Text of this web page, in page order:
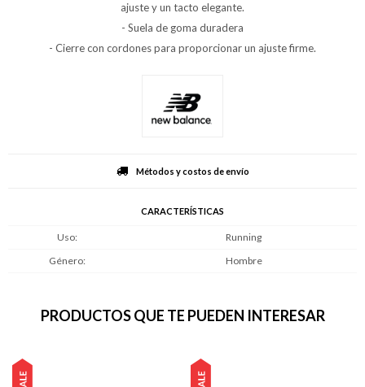
ajuste y un tacto elegante.
- Suela de goma duradera
- Cierre con cordones para proporcionar un ajuste firme.
Métodos y costos de envío
CARACTERÍSTICAS
Uso
Running
Género
Hombre
PRODUCTOS QUE TE PUEDEN INTERESAR